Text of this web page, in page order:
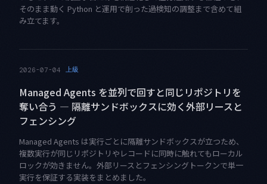
そのまま動く Python と運用で削った過検知の調整まで含めて組
み立てます。
2026-07-04 上級
Managed Agents を並列で回すと同じリポジトリを
奪い合う ― 隔離サンドボックスに効く外部リースと
フェンシング
Managed Agents は実行ごとに隔離サンドボックスが立つため、
複数実行が同じリポジトリやレコードに同時に触れてもローカル
ロックが効きません。外部リースとフェンシングトークンで単一
実行を保証する実装をまとめました。